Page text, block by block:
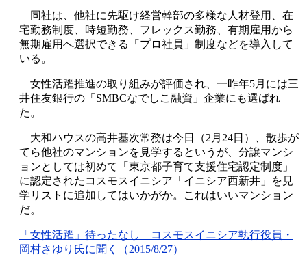
同社は、他社に先駆け経営幹部の多様な人材登用、在
宅勤務制度、時短勤務、フレックス勤務、有期雇用から
無期雇用へ選択できる「プロ社員」制度などを導入して
いる。
女性活躍推進の取り組みが評価され、一昨年5月には三
井住友銀行の「SMBCなでしこ融資」企業にも選ばれ
た。
大和ハウスの高井基次常務は今日（2月24日）、散歩が
てら他社のマンションを見学するというが、分譲マンシ
ョンとしては初めて「東京都子育て支援住宅認定制度」
に認定されたコスモスイニシア「イニシア西新井」を見
学リストに追加してはいかがか。これはいいマンション
だ。
「女性活躍」待ったなし コスモスイニシア執行役員・
岡村さゆり氏に聞く（2015/8/27）